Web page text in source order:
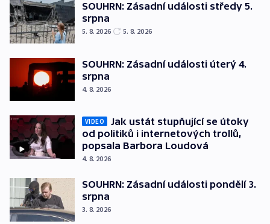
SOUHRN: Zásadní události středy 5.
srpna
5. 8. 2026 5. 8. 2026
SOUHRN: Zásadní události úterý 4.
srpna
4. 8. 2026
VIDEO
Jak ustát stupňující se útoky
od politiků i internetových trollů,
popsala Barbora Loudová
4. 8. 2026
SOUHRN: Zásadní události pondělí 3.
srpna
3. 8. 2026